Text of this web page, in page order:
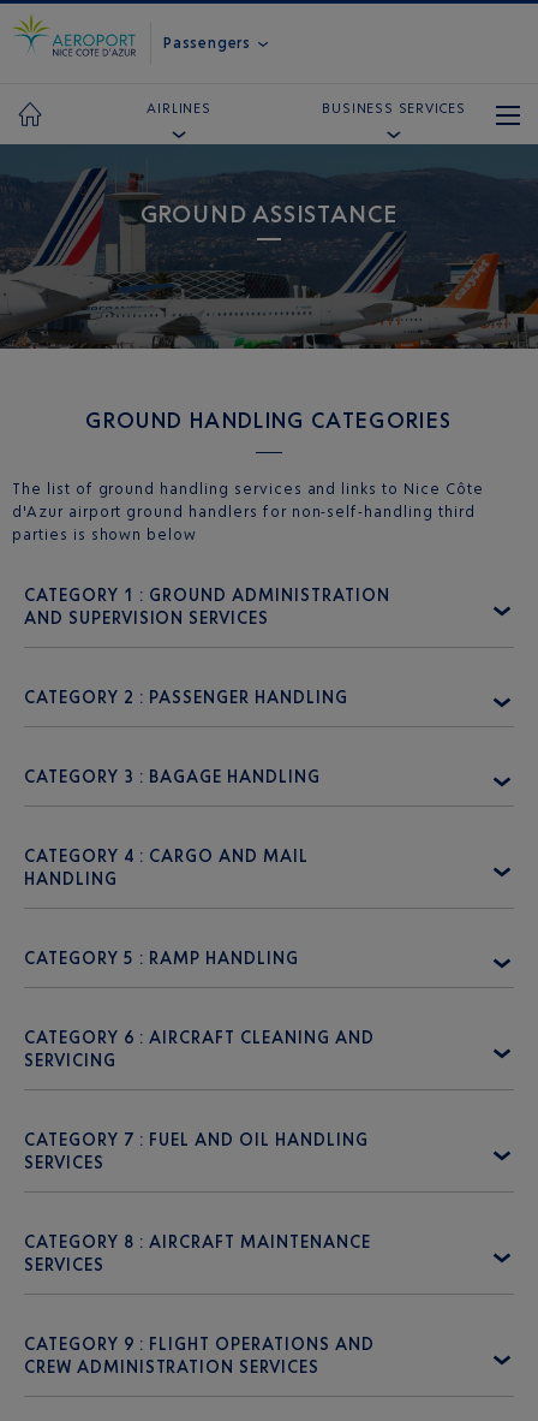
Passengers
AIRLINES BUSINESS SERVICES
GROUND ASSISTANCE
GROUND HANDLING CATEGORIES
The list of ground handling services and links to Nice Côte
d'Azur airport ground handlers for non-self-handling third
parties is shown below
CATEGORY 1 : GROUND ADMINISTRATION
AND SUPERVISION SERVICES
CATEGORY 2 : PASSENGER HANDLING
CATEGORY 3 : BAGAGE HANDLING
CATEGORY 4 : CARGO AND MAIL
HANDLING
CATEGORY 5 : RAMP HANDLING
CATEGORY 6 : AIRCRAFT CLEANING AND
SERVICING
CATEGORY 7 : FUEL AND OIL HANDLING
SERVICES
CATEGORY 8 : AIRCRAFT MAINTENANCE
SERVICES
CATEGORY 9 : FLIGHT OPERATIONS AND
CREW ADMINISTRATION SERVICES